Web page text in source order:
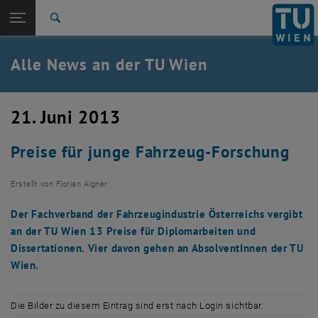
TU Login
Quicklinks
Quicklinks-Menü umschalten
Studium
Karriere
Zurück: Subseiten von TU Wien Startseite auflisten
Zurück zur letzten Ebene:
TU Wien Startseite
Übersicht
Alle News an der TU Wien
21. Juni 2013
Preise für junge Fahrzeug-Forschung
Erstellt von Florian Aigner
Der Fachverband der Fahrzeugindustrie Österreichs vergibt
an der TU Wien 13 Preise für Diplomarbeiten und
Dissertationen. Vier davon gehen an AbsolventInnen der TU
Wien.
Die Bilder zu diesem Eintrag sind erst nach Login sichtbar.